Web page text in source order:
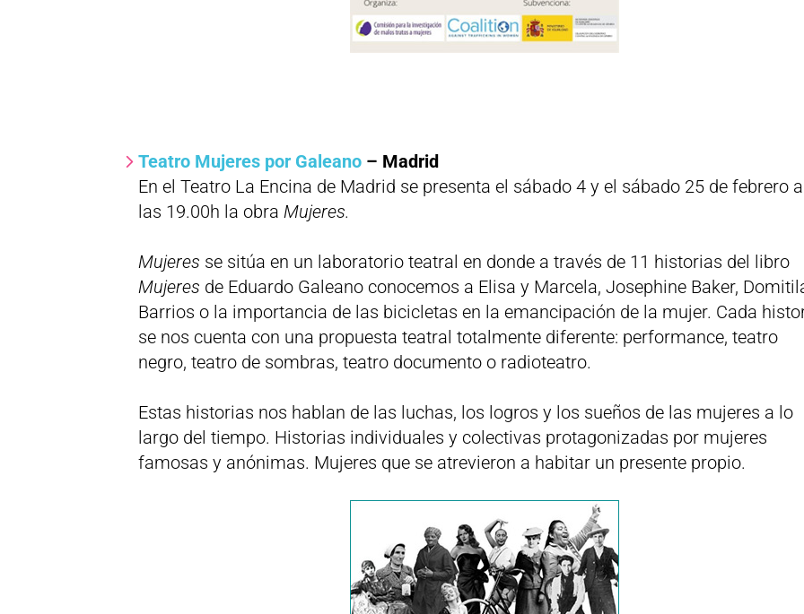
Teatro Mujeres por Galeano – Madrid
En el Teatro La Encina de Madrid se presenta el sábado 4 y el sábado 25 de febrero a
las 19.00h la obra Mujeres.
Mujeres se sitúa en un laboratorio teatral en donde a través de 11 historias del libro
Mujeres de Eduardo Galeano conocemos a Elisa y Marcela, Josephine Baker,
Barrios o la importancia de las bicicletas en la emancipación de la mujer. Cada
se nos cuenta con una propuesta teatral totalmente diferente: performance, teatro
negro, teatro de sombras, teatro documento o radioteatro.
Estas historias nos hablan de las luchas, los logros y los sueños de las mujeres a lo
largo del tiempo. Historias individuales y colectivas protagonizadas por mujeres
famosas y anónimas. Mujeres que se atrevieron a habitar un presente propio.